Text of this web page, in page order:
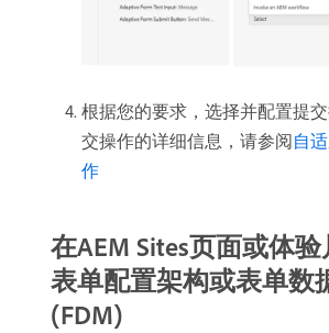
根据您的要求，选择并配置提
交操作的详细信息，请参阅自
作
在AEM Sites页面或体
表单配置架构或表单数
(FDM)